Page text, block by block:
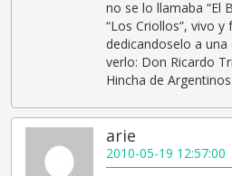
no se lo llamaba “El
“Los Criollos”, vivo
dedicandoselo a
verlo: Don Ricardo
Hincha de
arie
2010-05-19 12:57:00